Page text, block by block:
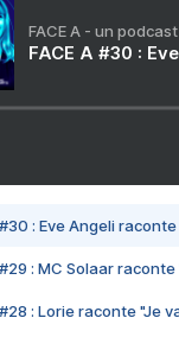
FACE A - un
FACE A #30 :
#30 : Eve Angeli
#29 : MC Solaar
#28 : Lorie raconte "Je